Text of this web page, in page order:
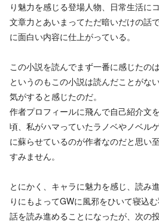
り魅力を感じる登場人物、日常生活に
文章力とあいまってただ暗いだけの話
に面白い内容に仕上がっている。
この小説を読んでまず一番に感じたの
というのもこの小説は読んだことがな
気がすると感じたのだ。
作者プロフィールに飛んで自己紹介文
頃、私がハマっていたラノベやノベル
に蘇らせているのが作者なのだと思い
すみません。
とにかく、キャラに魅力を感じ、読み
りにもよってGWに風邪をひいて寝込
話を読み進めることになったが、次の